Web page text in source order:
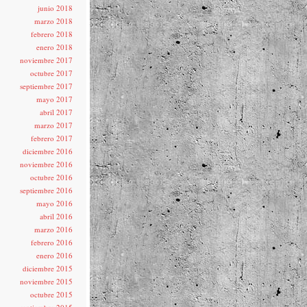
junio 2018
marzo 2018
febrero 2018
enero 2018
noviembre 2017
octubre 2017
septiembre 2017
mayo 2017
abril 2017
marzo 2017
febrero 2017
diciembre 2016
noviembre 2016
octubre 2016
septiembre 2016
mayo 2016
abril 2016
marzo 2016
febrero 2016
enero 2016
diciembre 2015
noviembre 2015
octubre 2015